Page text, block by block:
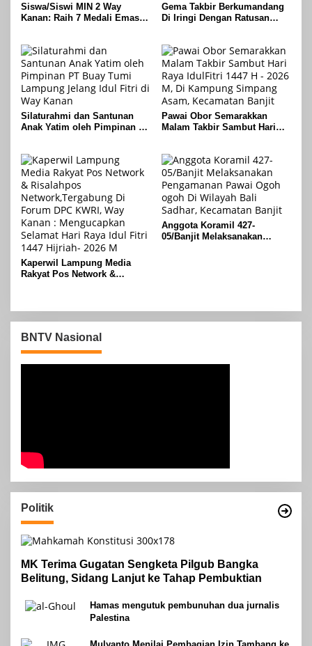
Siswa/Siswi MIN 2 Way
Kanan: Raih 7 Medali Emas
Taekwondo Championship
2026
Gema Takbir Berkumandang
Di Iringi Dengan Ratusan
Fitri 1447 H
Silaturahmi dan Santunan
Anak Yatim oleh Pimpinan PT
Pawai Obor Semarakkan
Malam Takbir Sambut Hari
Asam, Kecamatan Banjit
Kaperwil Lampung Media
Rakyat Pos Network &
2026 M
Anggota Koramil 427-
05/Banjit Melaksanakan
BNTV Nasional
Politik
MK Terima Gugatan Sengketa Pilgub Bangka
Belitung, Sidang Lanjut ke Tahap Pembuktian
Hamas mengutuk pembunuhan dua jurnalis
Palestina